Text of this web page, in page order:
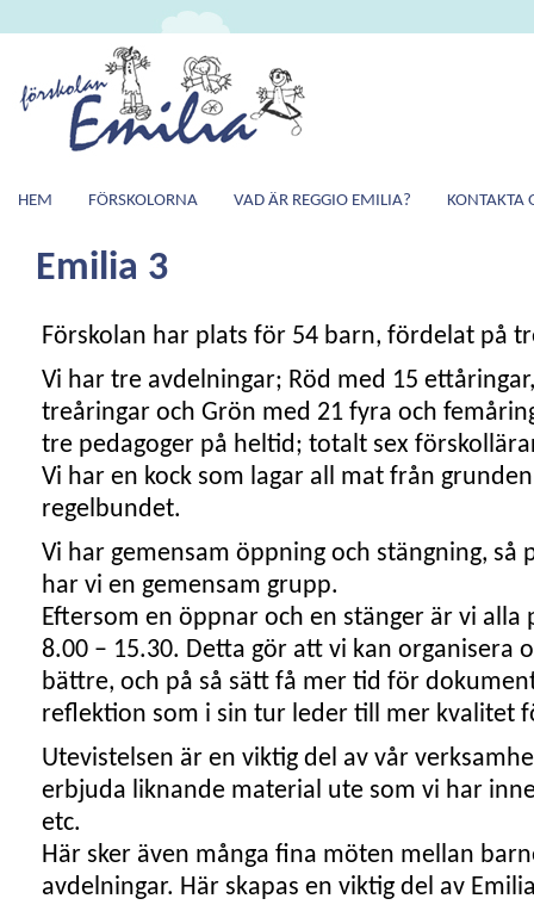
HEM FÖRSKOLORNA VAD ÄR REGGIO EMILIA? KONTAKTA
Emilia 3
Förskolan har plats för 54 barn, fördelat på
Vi har tre avdelningar; Röd med 15
treåringar och Grön med 21 fyra och
tre pedagoger på heltid; totalt sex
Vi har en kock som lagar all mat från
regelbundet.
Vi har gemensam öppning och stängning, så
har vi en gemensam grupp.
Eftersom en öppnar och en stänger är vi alla
8.00 – 15.30. Detta gör att vi kan organisera
bättre, och på så sätt få mer tid för
reflektion som i sin tur leder till mer kvalitet
Utevistelsen är en viktig del av vår
erbjuda liknande material ute som vi har
etc.
Här sker även många fina möten mellan
avdelningar. Här skapas en viktig del av